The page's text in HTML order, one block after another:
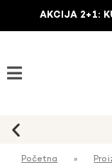
AKCIJA 2+1:
Početna »